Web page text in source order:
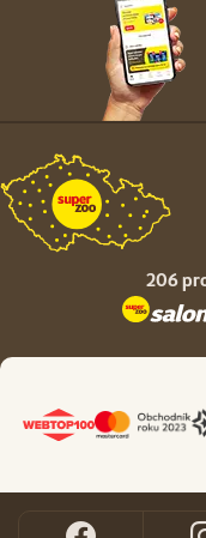
206